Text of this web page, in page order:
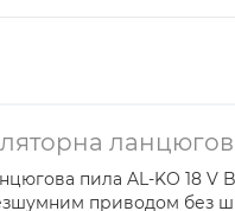
пила AL-KO 18 V
приводом без